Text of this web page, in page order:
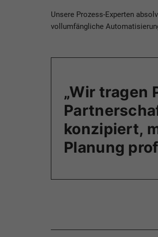
Unsere Prozess-Experten
vollumfängliche
„Wir tragen
konzipiert,
Planung